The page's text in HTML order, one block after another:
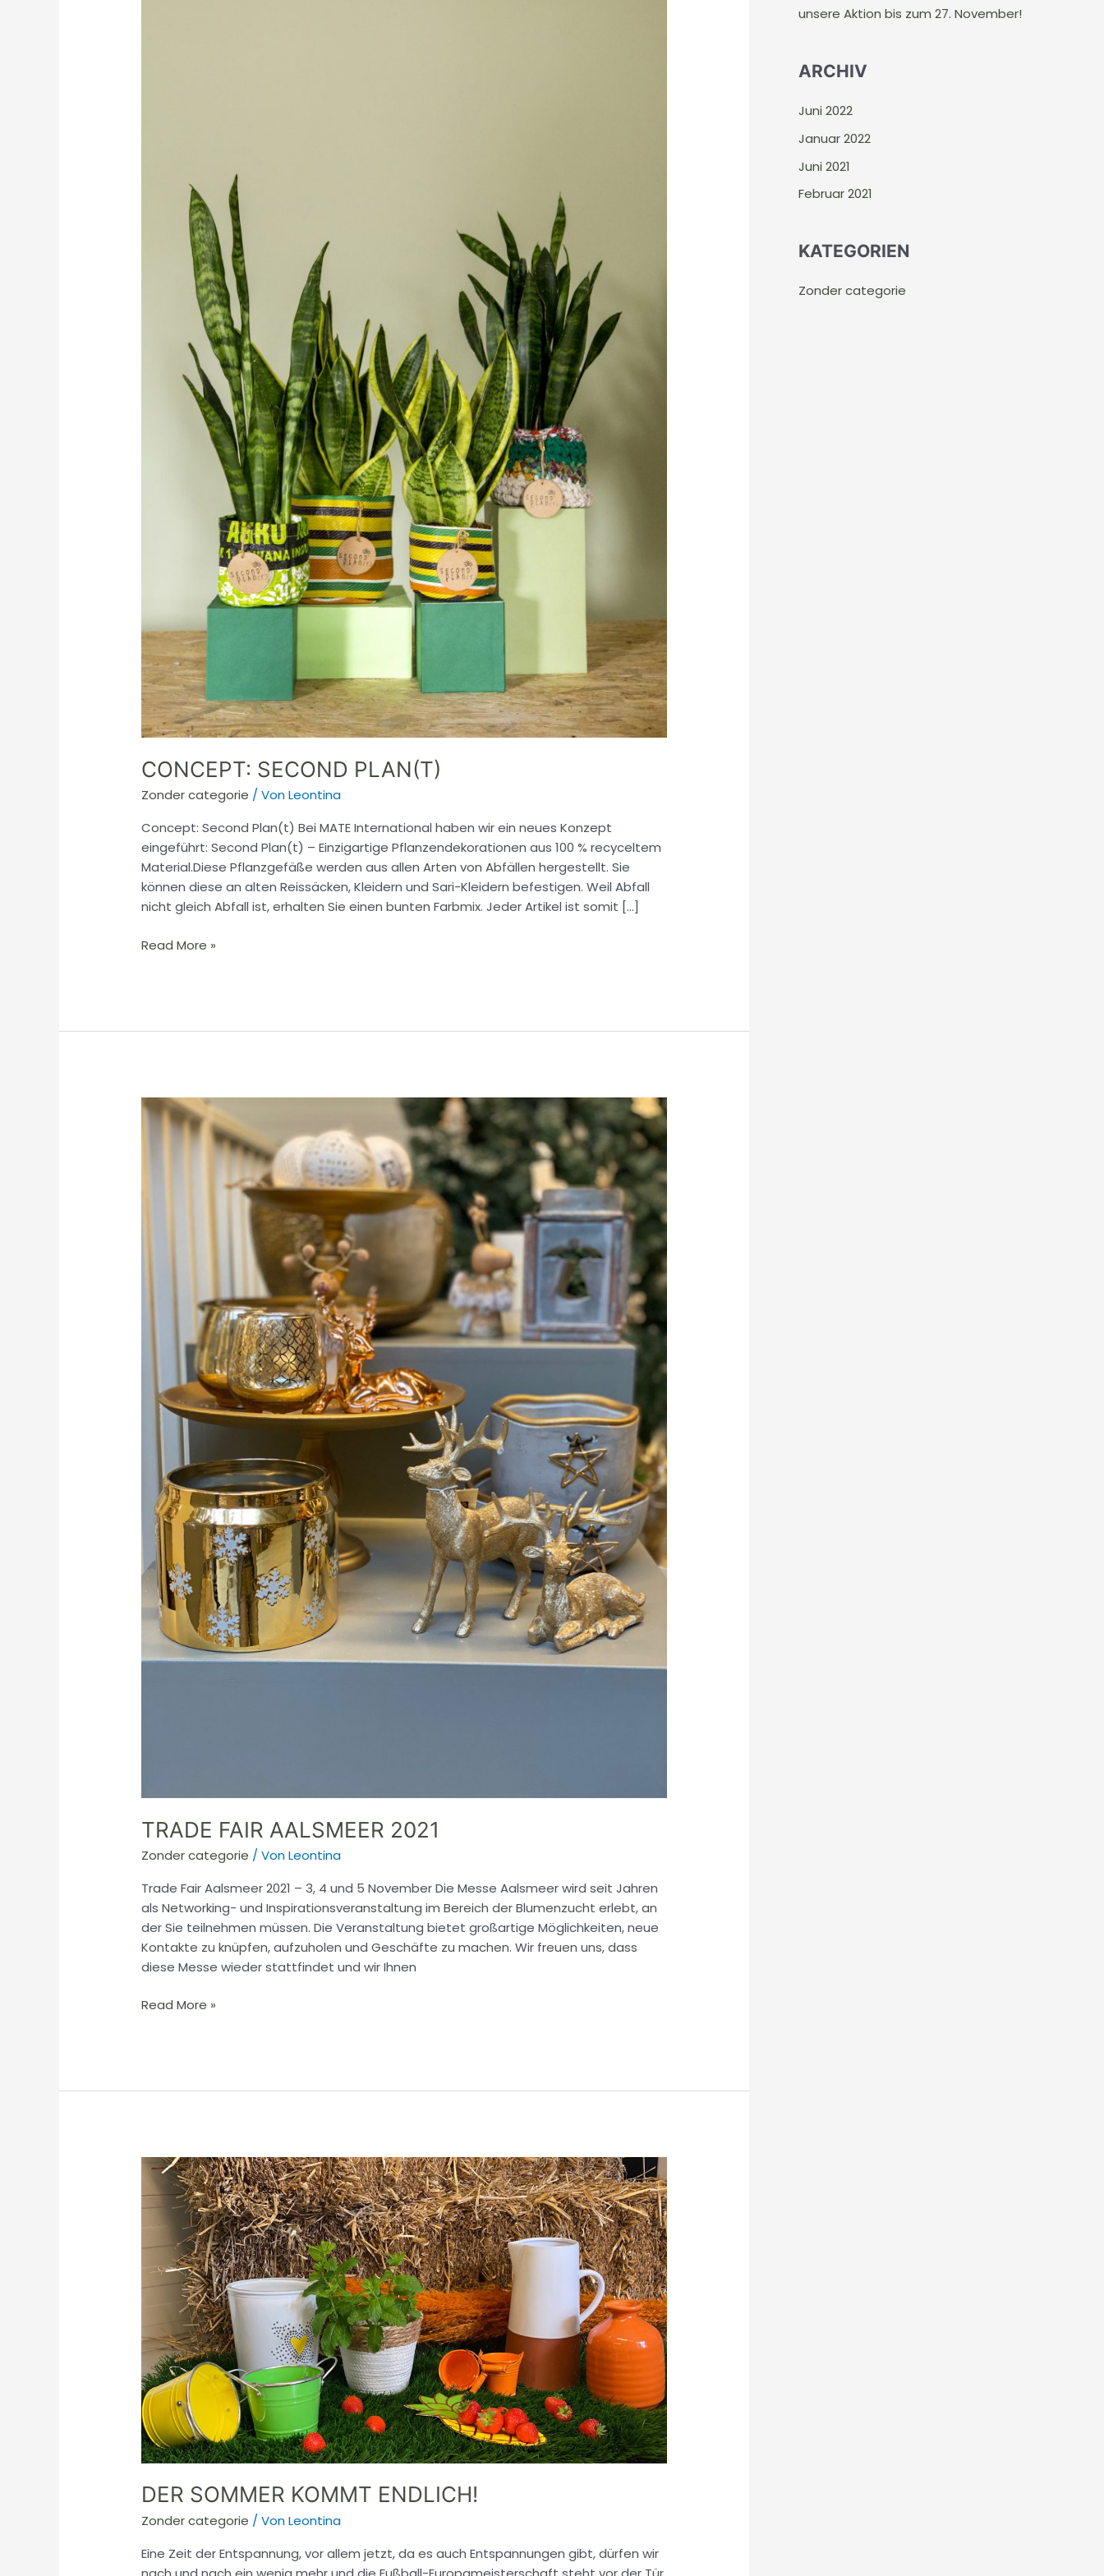
CONCEPT: SECOND PLAN(T)
Zonder categorie / VonLeontina
Concept: Second Plan(t) Bei MATE International haben wir ein neues Konzept
eingeführt: Second Plan(t) – Einzigartige Pflanzendekorationen aus 100 % recyceltem
Material.Diese Pflanzgefäße werden aus allen Arten von Abfällen hergestellt. Sie
können diese an alten Reissäcken, Kleidern und Sari-Kleidern befestigen. Weil Abfall
nicht gleich Abfall ist, erhalten Sie einen bunten Farbmix. Jeder Artikel ist somit […]
Read More »
TRADE FAIR AALSMEER 2021
Zonder categorie / VonLeontina
Trade Fair Aalsmeer 2021 – 3, 4 und 5 November Die Messe Aalsmeer wird seit Jahren
als Networking- und Inspirationsveranstaltung im Bereich der Blumenzucht erlebt, an
der Sie teilnehmen müssen. Die Veranstaltung bietet großartige Möglichkeiten, neue
Kontakte zu knüpfen, aufzuholen und Geschäfte zu machen. Wir freuen uns, dass
diese Messe wieder stattfindet und wir Ihnen
Trade
Fair
Aalsmeer
Read More »
DER SOMMER KOMMT ENDLICH!
Zonder categorie / VonLeontina
Eine Zeit der Entspannung, vor allem jetzt, da es auch Entspannungen gibt, dürfen wir
Der
Sommer
kommt
endlich!
:unsere Aktion bis zum 27. November!
ARCHIV
Juni 2022
Januar 2022
Juni 2021
Februar 2021
KATEGORIEN
Zonder categorie